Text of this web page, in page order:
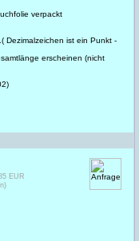
verpackt
Dezimalzeichen ist ein Punkt -
erscheinen (nicht
EUR